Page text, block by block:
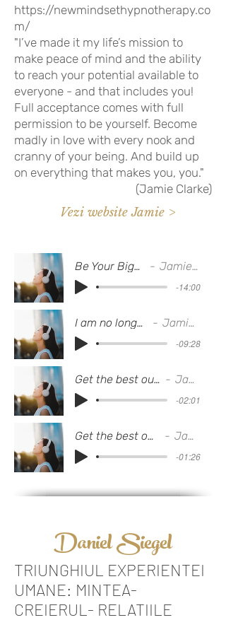
https://newmindsethypnotherapy.co
m/
"I’ve made it my life’s mission to
make peace of mind and the ability
to reach your potential available to
everyone - and that includes you!
Full acceptance comes with full
permission to be yourself. Become
madly in love with every nook and
cranny of your being. And build up
on everything that makes you, you."
(Jamie Clarke)
Vezi website Jamie >
Be Your Biggest Fan Jamie Clarke
-14:00
I am no longer anxious Jamie Clarke
-09:28
Get the best out of AFFIRMATIONS Jamie Clarke
-02:01
Get the best out of HYPNO AUDIO Jamie Clarke
-01:26
Daniel Siegel
TRIUNGHIUL EXPERIENTEI
UMANE: MINTEA-
CREIERUL- RELATIILE